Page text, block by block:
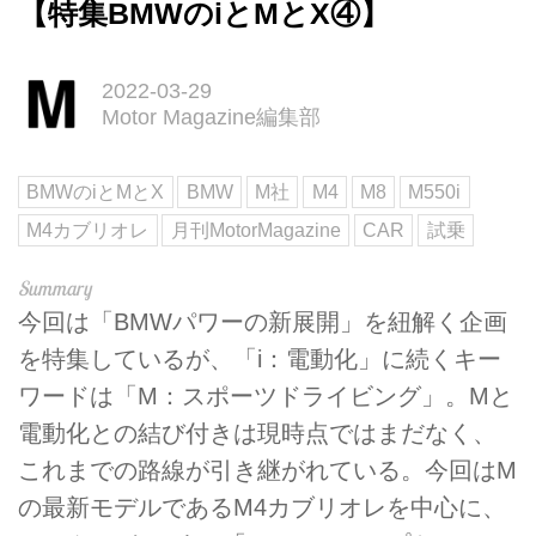
【特集BMWのiとMとX④】
2022-03-29
Motor Magazine編集部
BMWのiとMとX BMW M社 M4 M8
M550i
M4カブリオレ
月刊MotorMagazine CAR 試乗
今回は「BMWパワーの新展開」を紐解く企画
を特集しているが、「i：電動化」に続くキー
ワードは「M：スポーツドライビング」。Mと
電動化との結び付きは現時点ではまだなく、
これまでの路線が引き継がれている。今回はM
の最新モデルであるM4カブリオレを中心に、